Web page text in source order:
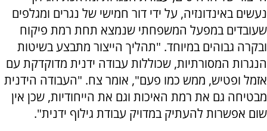
נעשים באינדונזיה, על ידי דור חמישי של נגרים ומגלפים
שעובדים במפעל המשפחתי שנמצא תחת רמת פיקוח
ובקרה גבוהים במיוחד. "תהליך הייצור מתבצע בשיטות
הנגרות המסורתיות, שכוללות עבודה ידנית מדוקדקת עם
אזמל ופטיש, ממש כמו פעם", אומר צח. "העבודה הידנית
מבטיחה גם את רמת האיכות וגם את הייחודיות, שכן אין
שום אפשרות להעתיק במדויק עבודת גילוף ידנית".